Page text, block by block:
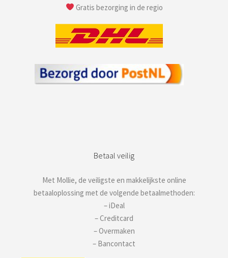
Gratis bezorging in de regio
Betaal veilig
Met Mollie, de veiligste en makkelijkste online
betaaloplossing met de volgende betaalmethoden:
– iDeal
– Creditcard
– Overmaken
– Bancontact